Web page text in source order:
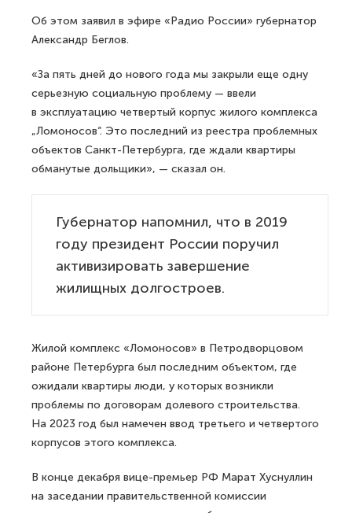
Об этом заявил в эфире «Радио России» губернатор
Александр Беглов.
«За пять дней до нового года мы закрыли еще одну
серьезную социальную проблему — ввели
в эксплуатацию четвертый корпус жилого комплекса
„Ломоносов“. Это последний из реестра проблемных
объектов Санкт-Петербурга, где ждали квартиры
обманутые дольщики», — сказал он.
Губернатор напомнил, что в 2019
году президент России поручил
активизировать завершение
жилищных долгостроев.
Жилой комплекс «Ломоносов» в Петродворцовом
районе Петербурга был последним объектом, где
ожидали квартиры люди, у которых возникли
проблемы по договорам долевого строительства.
На 2023 год был намечен ввод третьего и четвертого
корпусов этого комплекса.
В конце декабря вице-премьер РФ Марат Хуснуллин
на заседании правительственной комиссии